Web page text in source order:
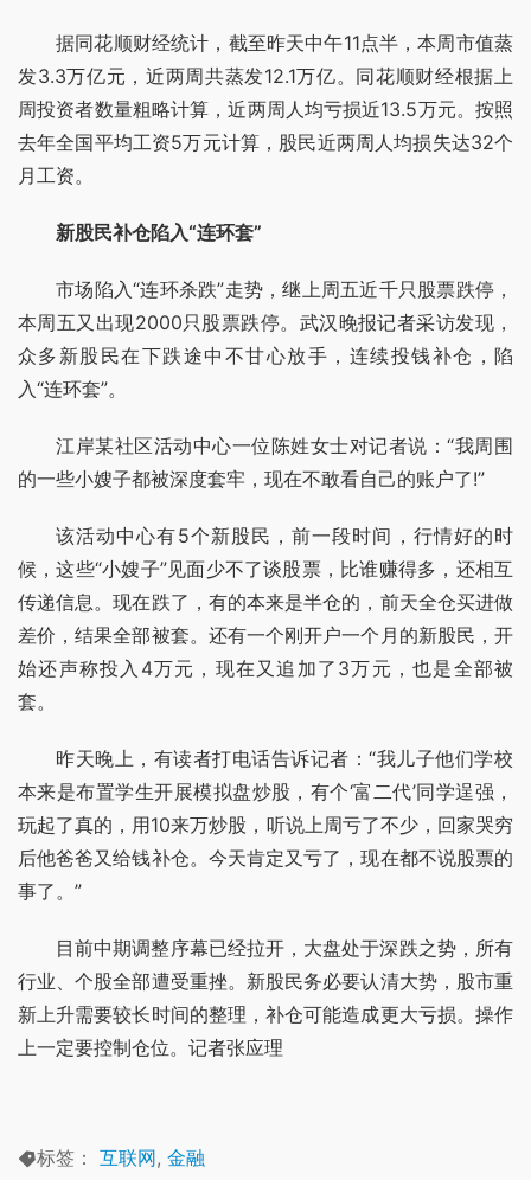
据同花顺财经统计，截至昨天中午11点半，本周市值蒸
发3.3万亿元，近两周共蒸发12.1万亿。同花顺财经根据上
周投资者数量粗略计算，近两周人均亏损近13.5万元。按照
去年全国平均工资5万元计算，股民近两周人均损失达32个
月工资。
新股民补仓陷入“连环套”
市场陷入“连环杀跌”走势，继上周五近千只股票跌停，
本周五又出现2000只股票跌停。武汉晚报记者采访发现，
众多新股民在下跌途中不甘心放手，连续投钱补仓，陷
入“连环套”。
江岸某社区活动中心一位陈姓女士对记者说：“我周围
的一些小嫂子都被深度套牢，现在不敢看自己的账户了!”
该活动中心有5个新股民，前一段时间，行情好的时
候，这些“小嫂子”见面少不了谈股票，比谁赚得多，还相互
传递信息。现在跌了，有的本来是半仓的，前天全仓买进做
差价，结果全部被套。还有一个刚开户一个月的新股民，开
始还声称投入4万元，现在又追加了3万元，也是全部被
套。
昨天晚上，有读者打电话告诉记者：“我儿子他们学校
本来是布置学生开展模拟盘炒股，有个‘富二代’同学逞强，
玩起了真的，用10来万炒股，听说上周亏了不少，回家哭穷
后他爸爸又给钱补仓。今天肯定又亏了，现在都不说股票的
事了。”
目前中期调整序幕已经拉开，大盘处于深跌之势，所有
行业、个股全部遭受重挫。新股民务必要认清大势，股市重
新上升需要较长时间的整理，补仓可能造成更大亏损。操作
上一定要控制仓位。记者张应理
标签： 互联网, 金融